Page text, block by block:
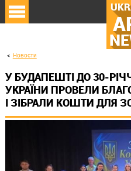
Новости
У БУДАПЕШТІ ДО 30-
УКРАЇНИ ПРОВЕЛИ
І ЗІБРАЛИ КОШТИ ДЛЯ